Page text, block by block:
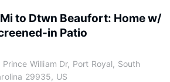
to Dtwn Beaufort: Home w/
in Patio
Prince William Dr, Port Royal, South
29935, US